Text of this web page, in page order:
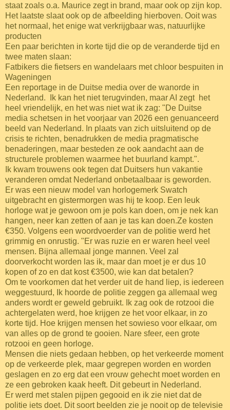
staat zoals o.a. Maurice zegt in brand, maar ook op zijn kop.
Het laatste slaat ook op de afbeelding hierboven. Ooit was
het normaal, het enige wat verkrijgbaar was, natuurlijke
producten
Een paar berichten in korte tijd die op de veranderde tijd en
twee maten slaan:
Fatbikers die fietsers en wandelaars met chloor bespuiten in
Wageningen
Een reportage in de Duitse media over de wanorde in
Nederland. Ik kan het niet terugvinden, maar AI zegt het
heel vriendelijk, en het was niet wat ik zag: "De Duitse
media schetsen in het voorjaar van 2026 een genuanceerd
beeld van Nederland. In plaats van zich uitsluitend op de
crisis te richten, benadrukken de media pragmatische
benaderingen, maar besteden ze ook aandacht aan de
structurele problemen waarmee het buurland kampt.".
Ik kwam trouwens ook tegen dat Duitsers hun vakantie
veranderen omdat Nederland onbetaalbaar is geworden.
Er was een nieuw model van horlogemerk Swatch
uitgebracht en gistermorgen was hij te koop. Een leuk
horloge wat je gewoon om je pols kan doen, om je nek kan
hangen, neer kan zetten of aan je tas kan doen.Ze kosten
€350. Volgens een woordvoerder van de politie werd het
grimmig en onrustig. "Er was ruzie en er waren heel veel
mensen. Bijna allemaal jonge mannen. Veel zal
doorverkocht worden las ik, maar dan moet je er dus 10
kopen of zo en dat kost €3500, wie kan dat betalen?
Om te voorkomen dat het verder uit de hand liep, is iedereen
weggestuurd, Ik hoorde de politie zeggen ga allemaal weg
anders wordt er geweld gebruikt. Ik zag ook de rotzooi die
achtergelaten werd, hoe krijgen ze het voor elkaar, in zo
korte tijd. Hoe krijgen mensen het sowieso voor elkaar, om
van alles op de grond te gooien. Nare sfeer, een grote
rotzooi en geen horloge.
Mensen die niets gedaan hebben, op het verkeerde moment
op de verkeerde plek, maar gegrepen worden en worden
geslagen en zo erg dat een vrouw gehecht moet worden en
ze een gebroken kaak heeft. Dit gebeurt in Nederland.
Er werd met stalen pijpen gegooid en ik zie niet dat de
politie iets doet. Dit soort beelden zie je nooit op de televisie